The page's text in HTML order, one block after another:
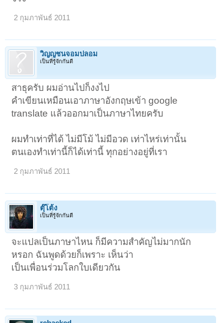
2 กุมภาพันธ์ 2011
วิญญูชนจอมปลอม
เป็นที่รู้จักกันดี
สาธุครับ ผมอ่านไปก็งงไป
คำเขียนเหมือนเอาภาษาอังกฤษเข้า google
translate แล้วออกมาเป็นภาษาไทยครับ
ผมทำเท่าที่ได้ ไม่มีโม้ ไม่มีอวด เท่าไหร่เท่านั้น
ตนเองทำเท่านี้ก็ได้เท่านี้ ทุกอย่างอยู่ที่เรา
2 กุมภาพันธ์ 2011
ตุ๊โต้ง
เป็นที่รู้จักกันดี
จะแปลเป็นภาษาไหน ก็มีความสำคัญไม่มากนัก
หรอก ฉันพูดด้วยก็เพราะ เห็นว่า
เป็นเพื่อนร่วมโลกใบเดียวกัน
3 กุมภาพันธ์ 2011